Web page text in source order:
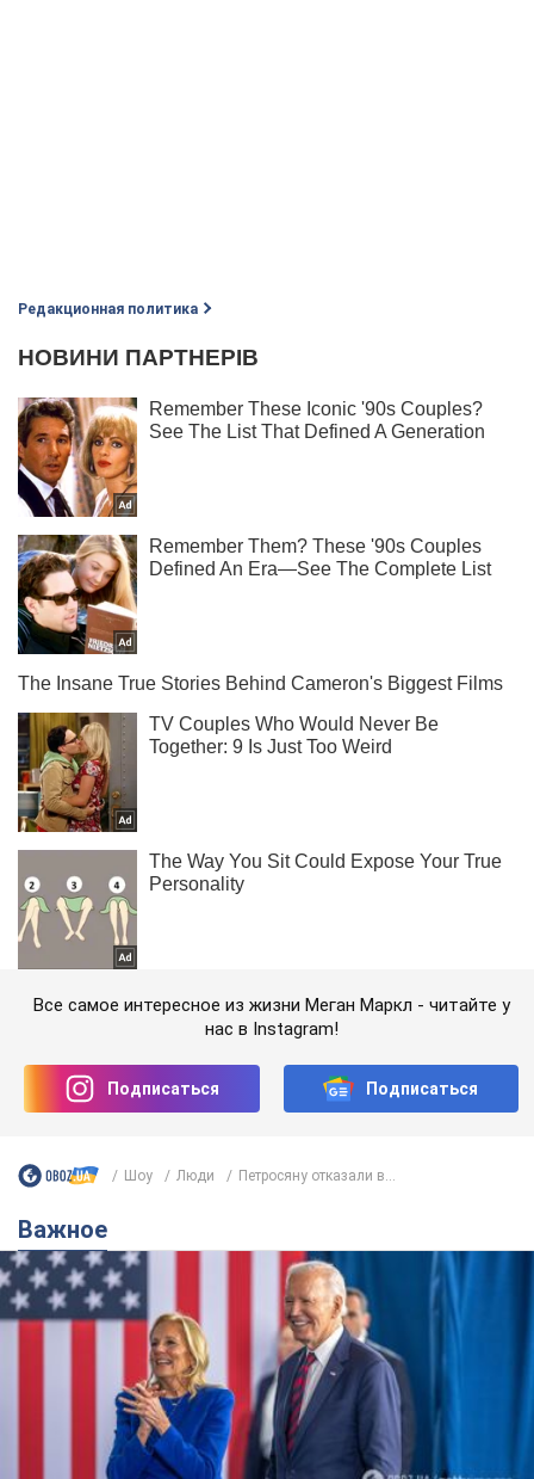
Редакционная политика
Все самое интересное из жизни Меган Маркл - читайте у
нас в Instagram!
Подписаться Подписаться
Шоу Люди Петросяну отказали в...
Важное